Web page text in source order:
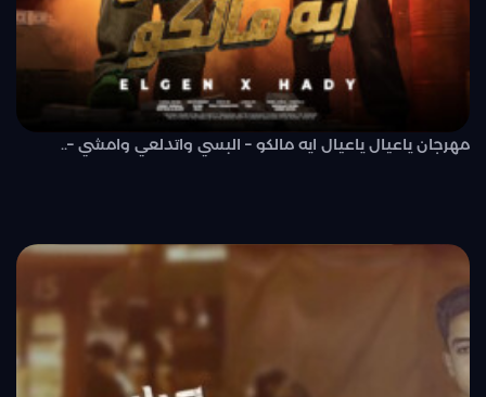
مهرجان ياعيال ياعيال ايه مالكو – البسي واتدلعي وامشي –..